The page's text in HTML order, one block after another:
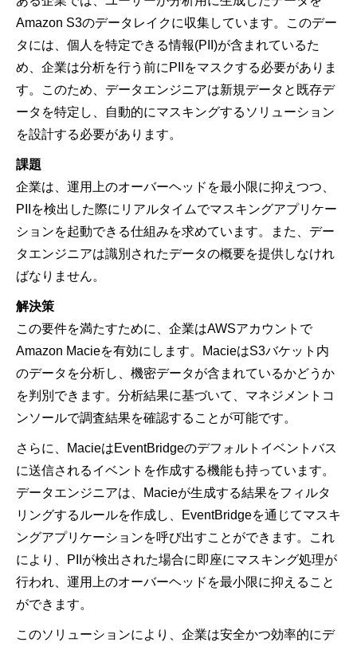
Amazon S3のデータレイクに収集しています。このデー
タには、個人を特定できる情報(PII)が含まれているた
め、企業は分析を行う前にPIIをマスクする必要がありま
す。このため、データエンジニアは新規データと既存デ
ータを特定し、自動的にマスキングするソリューション
を設計する必要があります。
課題
企業は、運用上のオーバーヘッドを最小限に抑えつつ、
PIIを検出した際にリアルタイムでマスキングアプリケー
ションを起動できる仕組みを求めています。また、デー
タエンジニアは識別されたデータの概要を提供しなけれ
ばなりません。
解決策
この要件を満たすために、企業はAWSアカウントで
Amazon Macieを有効にします。MacieはS3バケット内
のデータを分析し、機密データが含まれているかどうか
を判別できます。分析結果に基づいて、マネジメントコ
ンソールで調査結果を確認することが可能です。
さらに、MacieはEventBridgeのデフォルトイベントバス
に送信されるイベントを作成する機能も持っています。
データエンジニアは、Macieが生成する結果をフィルタ
リングするルールを作成し、EventBridgeを通じてマスキ
ングアプリケーションを呼び出すことができます。これ
により、PIIが検出された場合に即座にマスキング処理が
行われ、運用上のオーバーヘッドを最小限に抑えること
ができます。
このソリューションにより、企業は安全かつ効率的にデ